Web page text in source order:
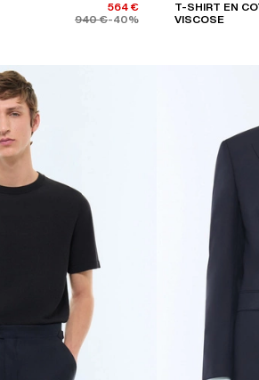
564 €
940 €-40%
T-SHIRT EN
VISCOSE